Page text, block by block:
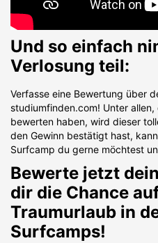
Und so einfach
Verlosung teil:
Verfasse eine Bewertung über
studiumfinden.com! Unter
bewerten haben, wird dieser
den Gewinn bestätigt hast,
Surfcamp du gerne möchtest
Bewerte jetzt
dir die Chance
Traumurlaub in
Surfcamps!